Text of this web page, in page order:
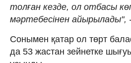
толған кезде, ол отбасы
мәртебесінен айырылады",
Сонымен қатар ол төрт
да 53 жастан зейнетке